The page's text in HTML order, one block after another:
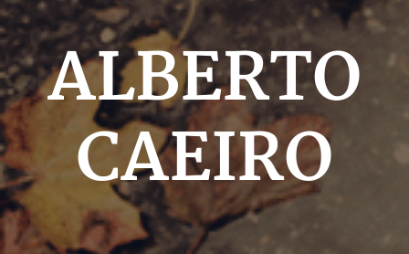
ALBERTO
CAEIRO